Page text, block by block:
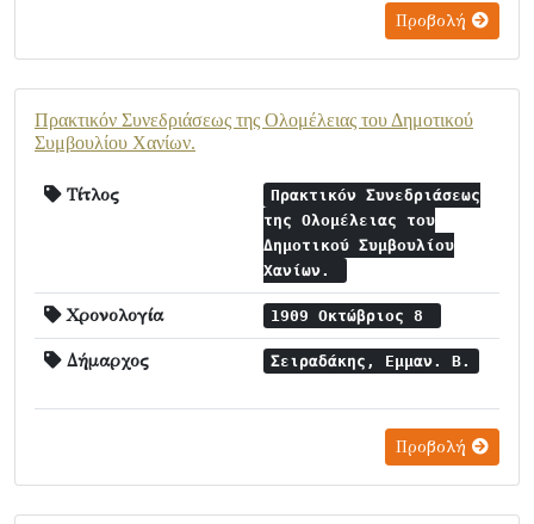
Προβολή
Πρακτικόν Συνεδριάσεως της Ολομέλειας του Δημοτικού
Συμβουλίου Χανίων.
Τίτλος
Πρακτικόν Συνεδριάσεως
της Ολομέλειας του
Δημοτικού Συμβουλίου
Χανίων.
Χρονολογία 1909 Οκτώβριος 8
Δήμαρχος Σειραδάκης, Εμμαν. Β.
Προβολή